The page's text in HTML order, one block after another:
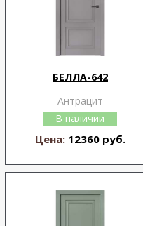
БЕЛЛА-642
Антрацит
В наличии
Цена: 12360 руб.